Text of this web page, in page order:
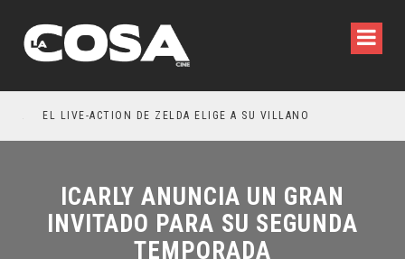
EL LIVE-ACTION DE ZELDA ELIGE A SU VILLANO
ICARLY ANUNCIA UN GRAN
INVITADO PARA SU SEGUNDA
TEMPORADA